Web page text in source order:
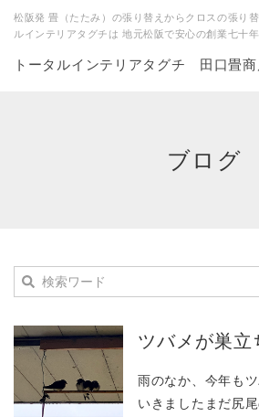
松阪発 畳（たたみ）の張り替えからクロスの張り
ルインテリアタグチは 地元松阪で安心の創業七十年
トータルインテリアタグチ 田口畳商
ブログ
ツバメが巣立
雨のなか、今年も
いきましたまだ尻